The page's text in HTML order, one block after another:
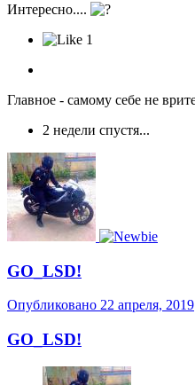
Интересно....
1
Главное - самому себе не
2 недели спустя...
GO_LSD!
Опубликовано 22 апреля, 2019
GO_LSD!